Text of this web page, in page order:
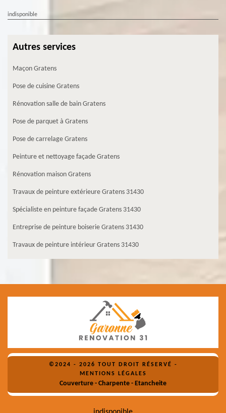
indisponible
Autres services
Maçon Gratens
Pose de cuisine Gratens
Rénovation salle de bain Gratens
Pose de parquet à Gratens
Pose de carrelage Gratens
Peinture et nettoyage façade Gratens
Rénovation maison Gratens
Travaux de peinture extérieure Gratens 31430
Spécialiste en peinture façade Gratens 31430
Entreprise de peinture boiserie Gratens 31430
Travaux de peinture intérieur Gratens 31430
©2024 - 2026 TOUT DROIT RÉSERVÉ -
MENTIONS LÉGALES
Couverture - Charpente - Etancheite